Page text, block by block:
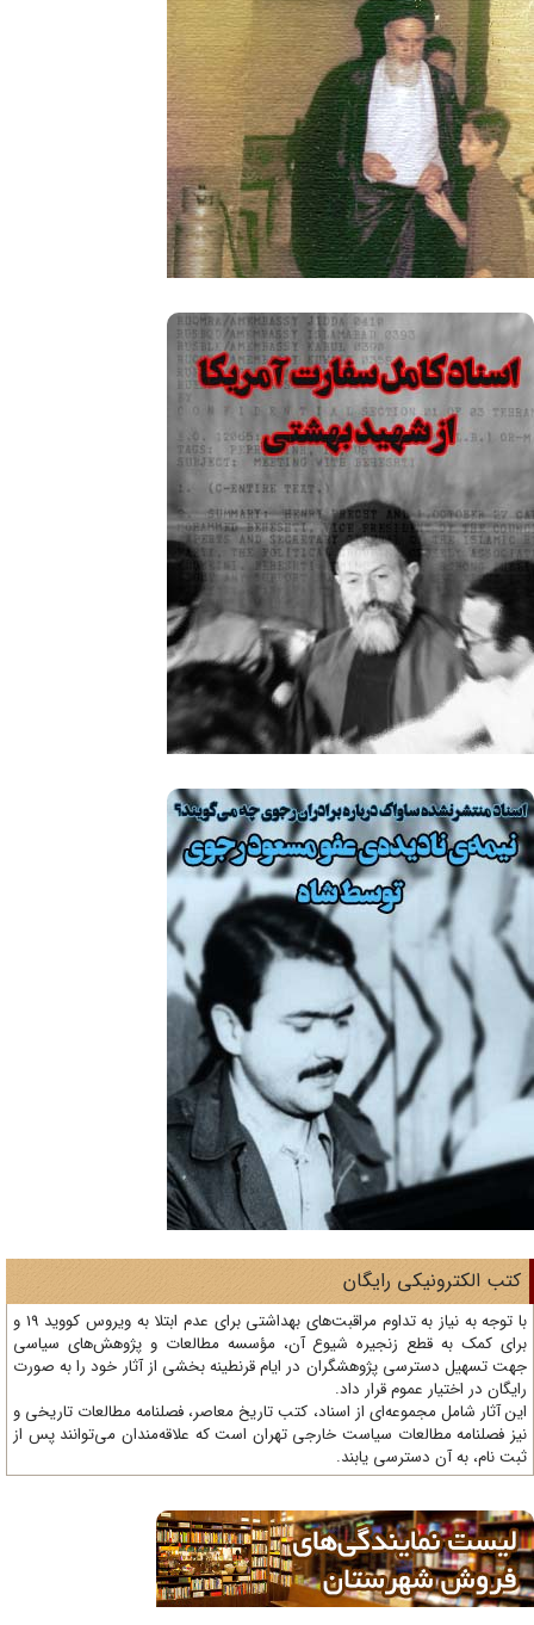
الکترونیکی رایگان
با توجه به نیاز به تداوم مراقبت‌های بهداشتی برای عدم ابتلا به ویروس کووید 19 و
کمک به قطع زنجیره شیوع آن، مؤسسه مطالعات و پژوهش‌های سیاسی
تسهیل دسترسی پژوهشگران در ایام قرنطینه بخشی از آثار خود را به صورت
در اختیار عموم قرار داد.
آثار شامل مجموعه‌ای از اسناد، کتب تاریخ معاصر، فصلنامه‌ مطالعات تاریخی و
فصلنامه مطالعات سیاست خارجی تهران است که علاقه‌مندان می‌توانند پس از
نام، به آن دسترسی یابند.